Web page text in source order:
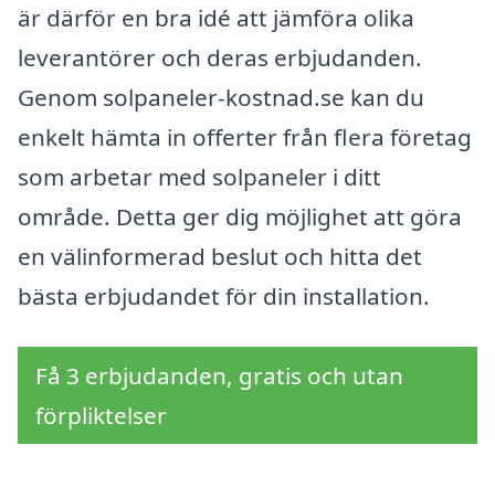
är därför en bra idé att jämföra olika
leverantörer och deras erbjudanden.
Genom solpaneler-kostnad.se kan du
enkelt hämta in offerter från flera företag
som arbetar med solpaneler i ditt
område. Detta ger dig möjlighet att göra
en välinformerad beslut och hitta det
bästa erbjudandet för din installation.
Få 3 erbjudanden, gratis och utan
förpliktelser